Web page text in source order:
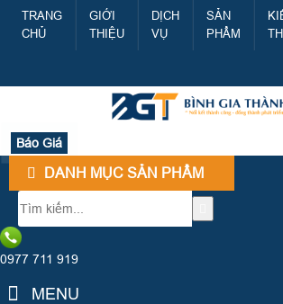
TRANG
CHỦ
GIỚI
THIỆU
DỊCH
VỤ
SẢN
PHẨM
Báo Giá
DANH MỤC SẢN PHẨM
0977 711 919
MENU